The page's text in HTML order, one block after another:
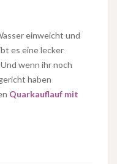
einweicht und
es eine lecker
wenn ihr noch
haben
Quarkauflauf mit